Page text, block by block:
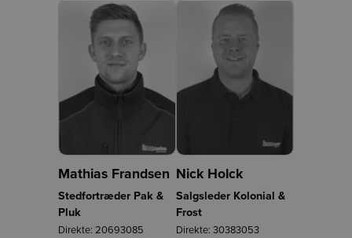
Mathias Frandsen
Stedfortræder Pak &
Pluk
Direkte: 20693085
Nick Holck
Salgsleder Kolonial &
Frost
Direkte: 30383053